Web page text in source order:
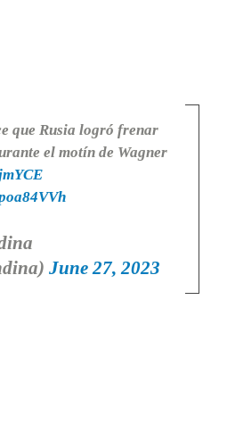
que Rusia logró frenar
el motín de Wagner
June 27, 2023